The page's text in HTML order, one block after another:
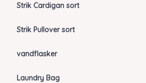
Strik Cardigan sort
Strik Pullover sort
vandflasker
Laundry Bag